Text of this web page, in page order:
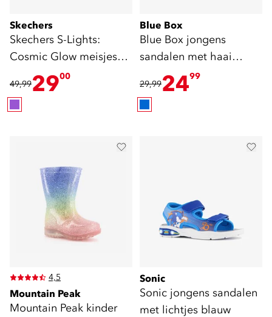
Skechers
Skechers S-Lights:
Cosmic Glow meisjes
sneakers met lichtjes
49,992900
Blue Box
Blue Box jongens
sandalen met haai
blauw
29,992499
4,5
Mountain Peak
Mountain Peak kinder
Sonic
Sonic jongens sandalen
met lichtjes blauw